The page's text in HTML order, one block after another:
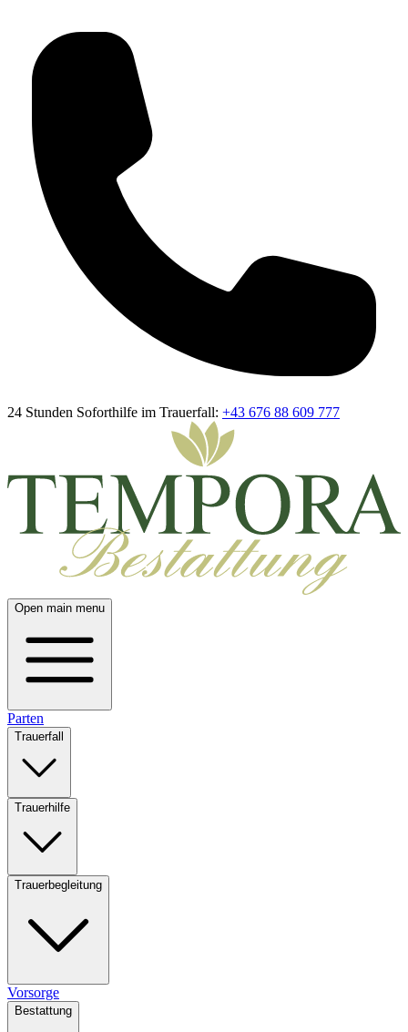
24 Stunden Soforthilfe im Trauerfall: +43 676 88 609 777
Open main menu
Parten
Trauerfall
Trauerhilfe
Trauerbegleitung
Vorsorge
Bestattung